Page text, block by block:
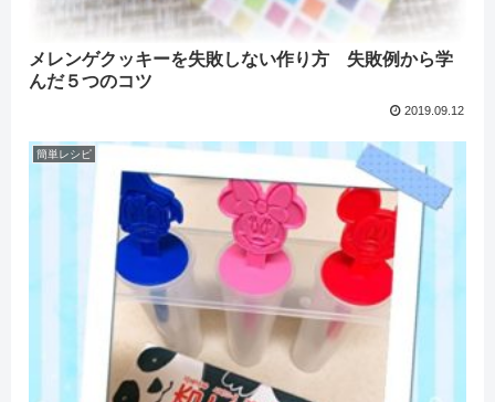
メレンゲクッキーを失敗しない作り方 失敗例から学
んだ５つのコツ
2019.09.12
簡単レシピ